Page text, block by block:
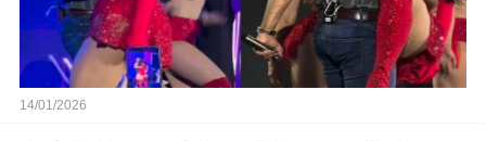
14/01/2026